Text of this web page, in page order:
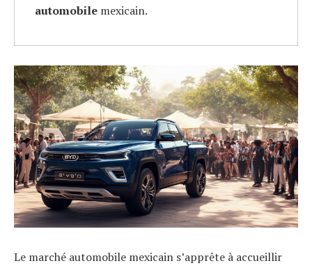
automobilemexicain.
Le marché automobile mexicain s’apprête à accueillir